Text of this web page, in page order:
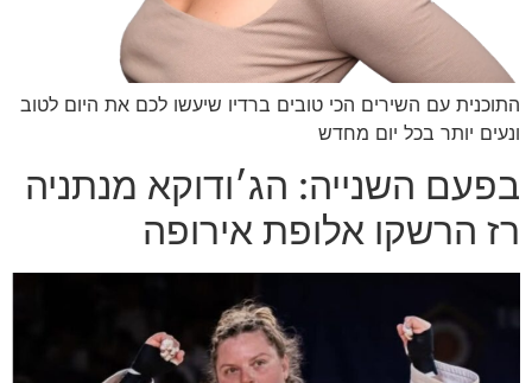
התוכנית עם השירים הכי טובים ברדיו שיעשו לכם את היום לטוב
ונעים יותר בכל יום מחדש
בפעם השנייה: הג׳ודוקא מנתניה
רז הרשקו אלופת אירופה